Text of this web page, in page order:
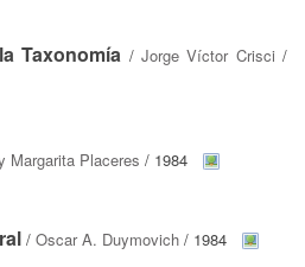
Taxonomía /Jorge Víctor Crisci /
Margarita Placeres / 1984
/ Oscar A. Duymovich / 1984